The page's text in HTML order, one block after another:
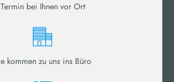
Termin bei Ihnen vor Ort
kommen zu uns ins Büro